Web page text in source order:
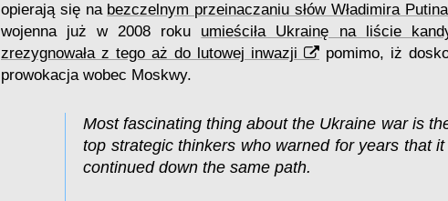
opierają się na bezczelnym przeinaczaniu słów Władimira
wojenna już w 2008 roku umieściła Ukrainę na liście
zrezygnowała z tego aż do lutowej inwazji
pomimo, iż
prowokacja wobec Moskwy.
Most fascinating thing about the Ukraine war is
top strategic thinkers who warned for years that
continued down the same path.